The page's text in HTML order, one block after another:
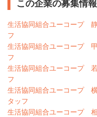
この企業の募集情報
生活協同組合ユーコープ
フ
生活協同組合ユーコープ
フ
生活協同組合ユーコープ
フ
生活協同組合ユーコープ
タッフ
生活協同組合ユーコープ